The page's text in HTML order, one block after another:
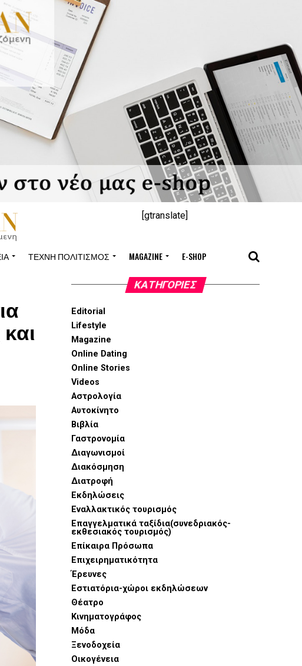
[gtranslate]
ΤΈΧΝΗ ΠΟΛΙΤΙΣΜΌΣ MAGAZINE E-SHOP
KΑΤΗΓΟΡΊΕΣ
Editorial
Lifestyle
Magazine
Online Dating
Online Stories
Videos
Αστρολογία
Αυτοκίνητο
Βιβλία
Γαστρονομία
Διαγωνισμοί
Διακόσμηση
Διατροφή
Εκδηλώσεις
Εναλλακτικός τουρισμός
Επαγγελματικά ταξίδια(συνεδριακός-
εκθεσιακός τουρισμός)
Επίκαιρα Πρόσωπα
Επιχειρηματικότητα
Έρευνες
Εστιατόρια-χώροι εκδηλώσεων
Θέατρο
Κινηματογράφος
Μόδα
Ξενοδοχεία
Οικογένεια